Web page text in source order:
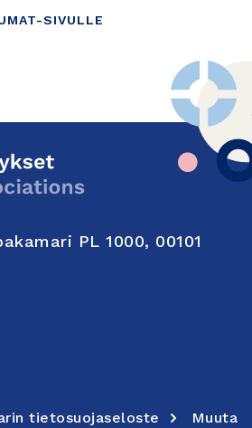
SIVULLE
PL 1000, 00101
tietosuojaseloste
Muuta